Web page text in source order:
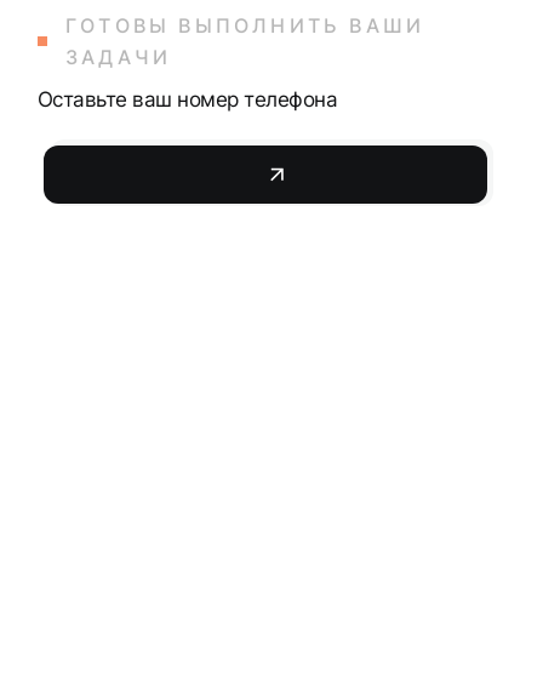
ГОТОВЫ ВЫПОЛНИТЬ ВАШИ
ЗАДАЧИ
Оставьте ваш номер телефона